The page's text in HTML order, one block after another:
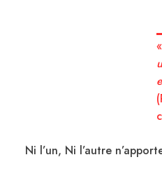
«
Ni l’un, Ni l’autre